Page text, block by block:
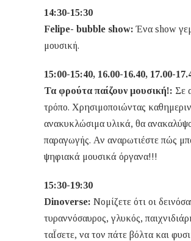
14:30-15:30
Felipe- bubble show:Ένα show
μουσική.
15:00-15:40, 16.00-16.40, 17.00-
Τα φρούτα παίζουν μουσική!: Σε
τρόπο. Χρησιμοποιώντας
ανακυκλώσιμα υλικά, θα
παραγωγής. Αν αναρωτιέστε πώς
ψηφιακά μουσικά όργανα!!!
15:30-19:30
Dinoverse: Νομίζετε ότι οι
τυραννόσαυρος, γλυκός,
ταΪσετε, να τον πάτε βόλτα και